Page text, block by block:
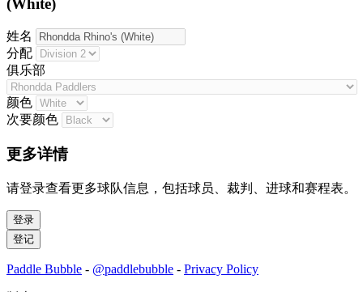
(White)
姓名
分配
俱乐部
颜色
次要颜色
更多详情
请登录查看更多球队信息，包括球员、裁判、进球和赛程表。
Paddle Bubble - @paddlebubble - Privacy Policy